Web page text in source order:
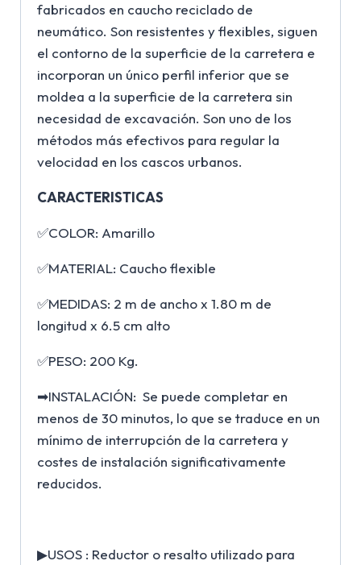
fabricados en caucho reciclado de
neumático. Son resistentes y flexibles, siguen
el contorno de la superficie de la carretera e
incorporan un único perfil inferior que se
moldea a la superficie de la carretera sin
necesidad de excavación. Son uno de los
métodos más efectivos para regular la
velocidad en los cascos urbanos.
CARACTERISTICAS
✅COLOR: Amarillo
✅MATERIAL: Caucho flexible
✅MEDIDAS: 2 m de ancho x 1.80 m de
longitud x 6.5 cm alto
✅PESO: 200 Kg.
➡INSTALACIÓN: Se puede completar en
menos de 30 minutos, lo que se traduce en un
mínimo de interrupción de la carretera y
costes de instalación significativamente
reducidos.
▶USOS : Reductor o resalto utilizado para